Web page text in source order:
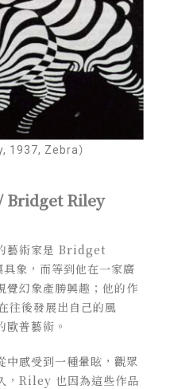
1937, Zebra）
Bridget Riley
藝術家是 Bridget
象，而等到他在一家廣
覺幻象產勝興趣；他的作
往後發展出自己的風
歐普藝術。
中感受到一種暈眩，觀眾
，Riley 也因為這些作品